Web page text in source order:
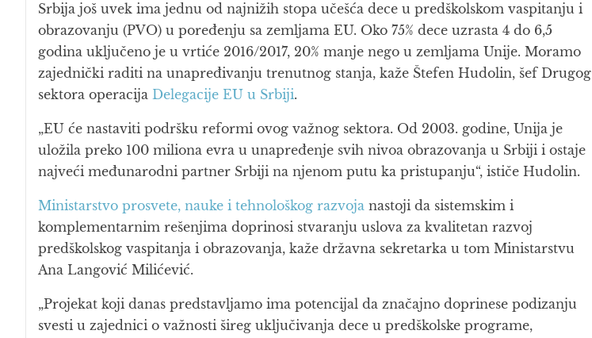
Srbija još uvek ima jednu od najnižih stopa učešća dece u predškolskom vaspitanju i
obrazovanju (PVO) u poređenju sa zemljama EU. Oko 75% dece uzrasta 4 do 6,5
godina uključeno je u vrtiće 2016/2017, 20% manje nego u zemljama Unije. Moramo
zajednički raditi na unapređivanju trenutnog stanja, kaže Štefen Hudolin, šef Drugog
sektora operacija Delegacije EU u Srbiji.
„EU će nastaviti podršku reformi ovog važnog sektora. Od 2003. godine, Unija je
uložila preko 100 miliona evra u unapređenje svih nivoa obrazovanja u Srbiji i ostaje
najveći međunarodni partner Srbiji na njenom putu ka pristupanju“, ističe Hudolin.
Ministarstvo prosvete, nauke i tehnološkog razvoja nastoji da sistemskim i
komplementarnim rešenjima doprinosi stvaranju uslova za kvalitetan razvoj
predškolskog vaspitanja i obrazovanja, kaže državna sekretarka u tom Ministarstvu
Ana Langović Milićević.
„Projekat koji danas predstavljamo ima potencijal da značajno doprinese podizanju
svesti u zajednici o važnosti šireg uključivanja dece u predškolske programe,